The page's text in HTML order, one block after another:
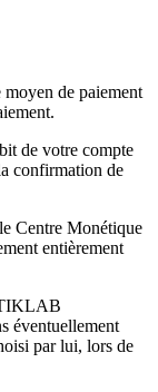
de paiement
de votre compte
confirmation de
Centre Monétique
entièrement
éventuellement
par lui, lors de